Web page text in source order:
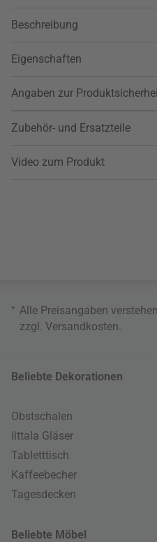
Beschreibung
Eigenschaften
Angaben zur
Zubehör- und Ersatzteile
Video zum Produkt
* Alle Preisangaben
zzgl. Versandkosten
Beliebte Dekorationen
Obstschalen
Iittala Gläser
Tabletttisch
Kaffeebecher
Tagesdecken
Beliebte Möbel